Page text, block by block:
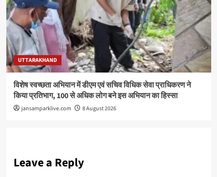
UTTARAKHAND
विशेष स्वच्छता अभियान में डीएम एवं सचिव विधिक सेवा प्राधिकरण ने
किया प्रतिभाग, 100 से अधिक लोग बने इस अभियान का हिस्सा
jansamparklive.com 8 August 2026
Leave a Reply